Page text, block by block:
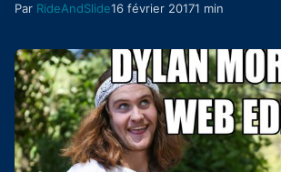
Par RideAndSlide16 février 20171 min